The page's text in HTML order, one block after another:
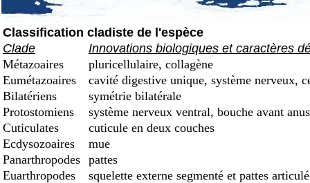
Classification cladiste de l'espèce
Clade
Innovations biologiques et caractères
Métazoaires
pluricellulaire, collagène
Eumétazoaires
cavité digestive unique, système nerveux,
Bilatériens
symétrie bilatérale
Protostomiens
système nerveux ventral, bouche avant anus
Cuticulates
cuticule en deux couches
Ecdysozoaires
mue
Panarthropodes pattes
Euarthropodes
squelette externe segmenté et pattes